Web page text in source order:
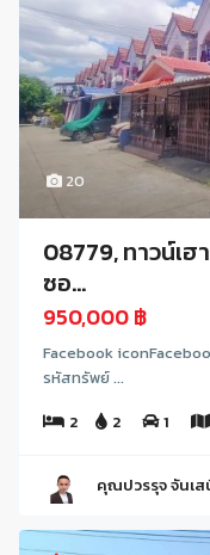
20
08779, ทาวน์เ
ซอ...
950,000 ฿
Facebook
รหัสทรัพย์ ...
2
2 1
คุณปวรรุจ จันเ